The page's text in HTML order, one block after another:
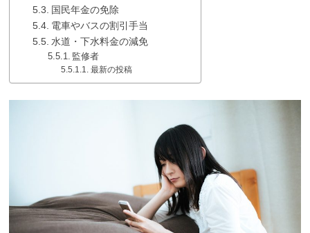
国民年金の免除
電車やバスの割引手当
水道・下水料金の減免
監修者
最新の投稿